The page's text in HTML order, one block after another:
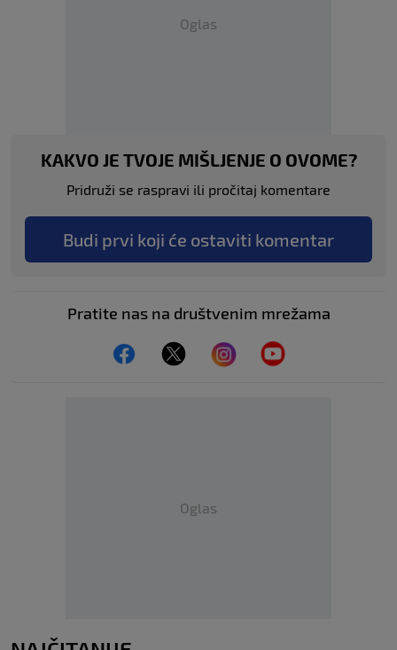
Oglas
KAKVO JE TVOJE MIŠLJENJE O OVOME?
Pridruži se raspravi ili pročitaj komentare
Budi prvi koji će ostaviti komentar
Pratite nas na društvenim mrežama
Oglas